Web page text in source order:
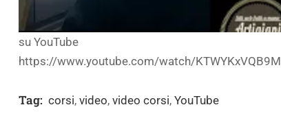
su YouTube
https://www.youtube.com/watch/KTWYKxVQB9M
Tag: corsi, video, video corsi, YouTube